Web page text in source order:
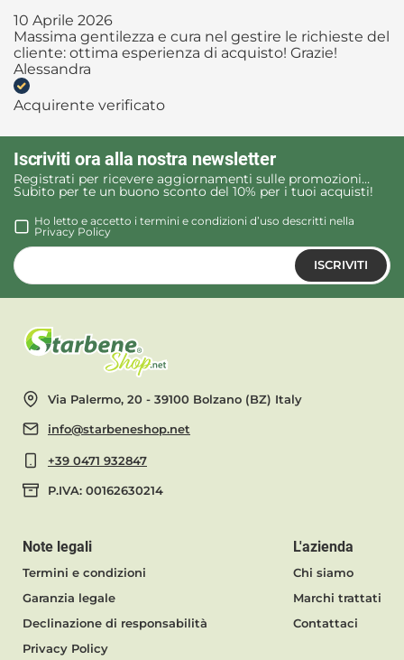
10 Aprile 2026
Massima gentilezza e cura nel gestire le richieste del
cliente: ottima esperienza di acquisto! Grazie!
Alessandra
Acquirente verificato
Iscriviti ora alla nostra newsletter
Registrati per ricevere aggiornamenti sulle promozioni…
Subito per te un buono sconto del 10% per i tuoi acquisti!
Ho letto e accetto i termini e condizioni d’uso descritti nella
Privacy Policy
ISCRIVITI
Via Palermo, 20 - 39100 Bolzano (BZ) Italy
info@starbeneshop.net
+39 0471 932847
P.IVA: 00162630214
Note legali
Termini e condizioni
Garanzia legale
Declinazione di responsabilità
Privacy Policy
L'azienda
Chi siamo
Marchi trattati
Contattaci